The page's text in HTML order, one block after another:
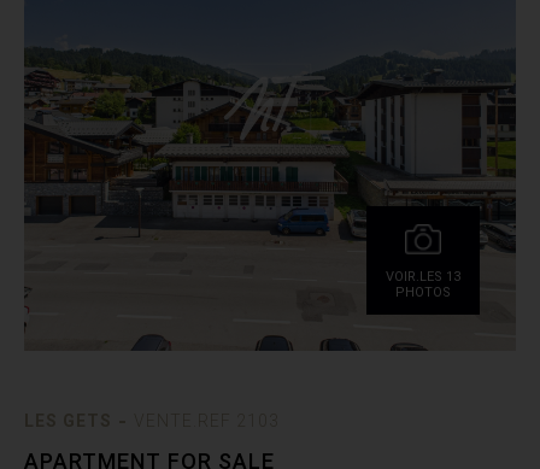
VOIR.LES 13
PHOTOS
APARTMENT FOR SALE